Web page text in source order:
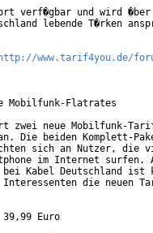
verf�gbar und wird �ber
lebende T�rken
http://www.tarif4you.de/
Mobilfunk-Flatrates
zwei neue Mobilfunk-
Die beiden Komplett-
sich an Nutzer, die
im Internet surfen.
Kabel Deutschland ist
die neuen
Euro